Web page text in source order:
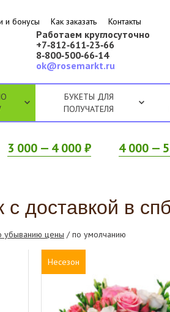
и бонусы Как заказать Контакты
Работаем круглосуточно
+7‑812‑611‑23‑66
8‑800‑500‑66‑14
ok@rosemarkt.ru
БУКЕТЫ ДЛЯ
ПОЛУЧАТЕЛЯ
3 000 — 4 000 ₽ 4 000 —
доставкой в
убыванию цены / по умолчанию
Несезон